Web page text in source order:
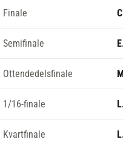
Finale
Semifinale
Ottendedelsfinale
1/16-finale
Kvartfinale